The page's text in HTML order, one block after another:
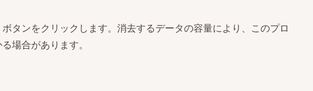
ボタンをクリックします。消去するデータの容量により、このプロ
場合があります。